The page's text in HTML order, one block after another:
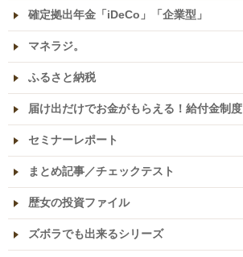
確定拠出年金「iDeCo」「企業型」
マネラジ。
ふるさと納税
届け出だけでお金がもらえる！給付金制度
セミナーレポート
まとめ記事／チェックテスト
歴女の投資ファイル
ズボラでも出来るシリーズ